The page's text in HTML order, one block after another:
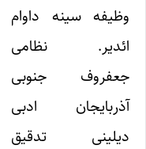
وظیفه سینه داوام
ائدیر. نظامی
جعفروف جنوبی
آذربایجان ادبی
دیلینی تدقیق